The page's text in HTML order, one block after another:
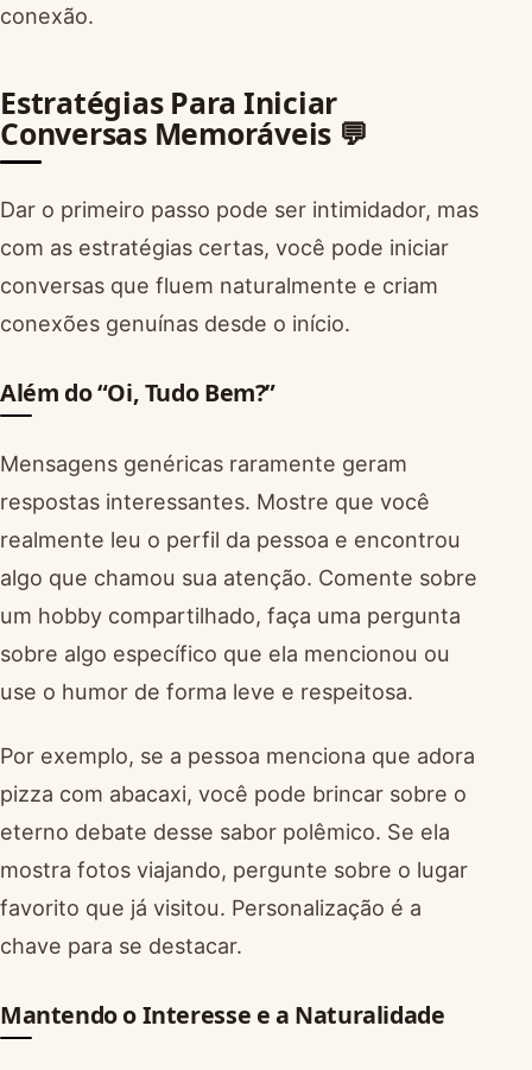
conexão.
Estratégias Para Iniciar
Conversas Memoráveis 💬
Dar o primeiro passo pode ser intimidador, mas
com as estratégias certas, você pode iniciar
conversas que fluem naturalmente e criam
conexões genuínas desde o início.
Além do “Oi, Tudo Bem?”
Mensagens genéricas raramente geram
respostas interessantes. Mostre que você
realmente leu o perfil da pessoa e encontrou
algo que chamou sua atenção. Comente sobre
um hobby compartilhado, faça uma pergunta
sobre algo específico que ela mencionou ou
use o humor de forma leve e respeitosa.
Por exemplo, se a pessoa menciona que adora
pizza com abacaxi, você pode brincar sobre o
eterno debate desse sabor polêmico. Se ela
mostra fotos viajando, pergunte sobre o lugar
favorito que já visitou. Personalização é a
chave para se destacar.
Mantendo o Interesse e a Naturalidade